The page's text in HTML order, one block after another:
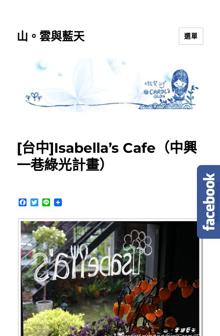
山。雲與藍天 選單
[台中]Isabella’s Cafe（中興
一巷綠光計畫）
F
c
e
b
o
o
k
T
i
t
t
e
r
L
n
e